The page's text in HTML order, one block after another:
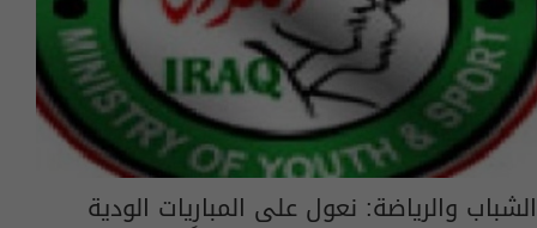
الشباب والرياضة: نعول على المباريات الودية